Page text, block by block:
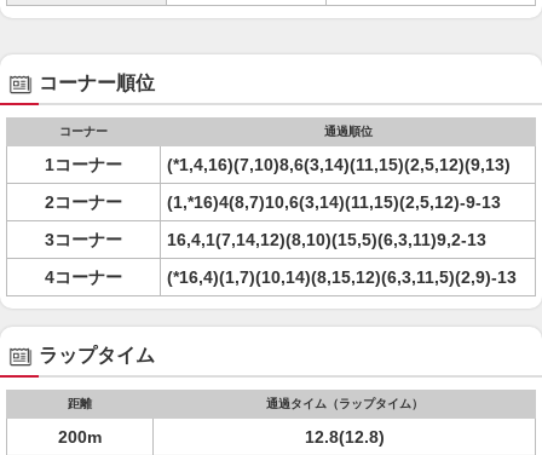
コーナー順位
コーナー 通過順位
1コーナー
(*1,4,16)(7,10)8,6(3,14)(11,15)(2,5,12)(9,13)
2コーナー
(1,*16)4(8,7)10,6(3,14)(11,15)(2,5,12)-9-13
3コーナー
16,4,1(7,14,12)(8,10)(15,5)(6,3,11)9,2-13
4コーナー
(*16,4)(1,7)(10,14)(8,15,12)(6,3,11,5)(2,9)-13
ラップタイム
距離 通過タイム（ラップタイム）
200m
12.8(12.8)